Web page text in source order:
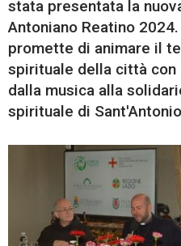
stata presentata la
Antoniano Reatino
promette di animare il
spirituale della città con
dalla musica alla
spirituale di